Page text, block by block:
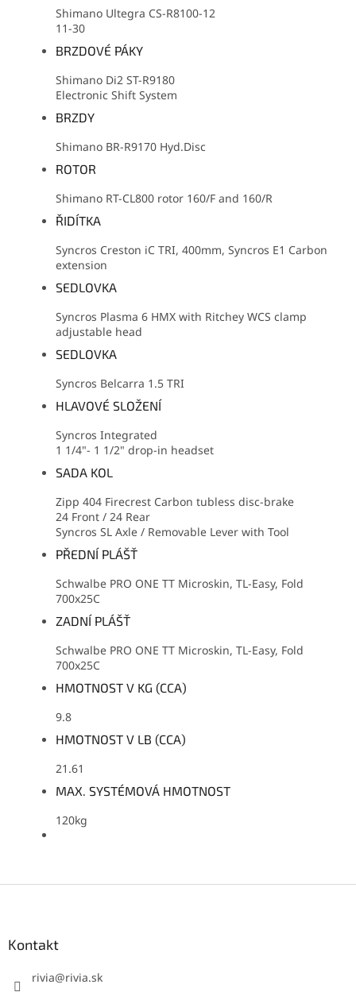
Shimano Ultegra CS-R8100-12
11-30
BRZDOVÉ PÁKY
Shimano Di2 ST-R9180
Electronic Shift System
BRZDY
Shimano BR-R9170 Hyd.Disc
ROTOR
Shimano RT-CL800 rotor 160/F and 160/R
ŘIDÍTKA
Syncros Creston iC TRI, 400mm, Syncros E1 Carbon
extension
SEDLOVKA
Syncros Plasma 6 HMX with Ritchey WCS clamp
adjustable head
SEDLOVKA
Syncros Belcarra 1.5 TRI
HLAVOVÉ SLOŽENÍ
Syncros Integrated
1 1/4"- 1 1/2" drop-in headset
SADA KOL
Zipp 404 Firecrest Carbon tubless disc-brake
24 Front / 24 Rear
Syncros SL Axle / Removable Lever with Tool
PŘEDNÍ PLÁŠŤ
Schwalbe PRO ONE TT Microskin, TL-Easy, Fold
700x25C
ZADNÍ PLÁŠŤ
Schwalbe PRO ONE TT Microskin, TL-Easy, Fold
700x25C
HMOTNOST V KG (CCA)
9.8
HMOTNOST V LB (CCA)
21.61
MAX. SYSTÉMOVÁ HMOTNOST
120kg
Kontakt
rivia@rivia.sk